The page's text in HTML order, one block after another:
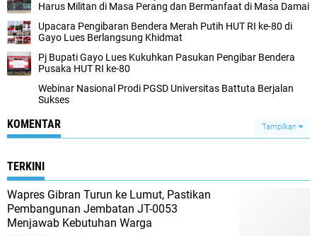
Harus Militan di Masa Perang dan Bermanfaat di Masa Damai
Upacara Pengibaran Bendera Merah Putih HUT RI ke-80 di
Gayo Lues Berlangsung Khidmat
Pj Bupati Gayo Lues Kukuhkan Pasukan Pengibar Bendera
Pusaka HUT RI ke-80
Webinar Nasional Prodi PGSD Universitas Battuta Berjalan
Sukses
KOMENTAR Tampilkan
TERKINI
Wapres Gibran Turun ke Lumut, Pastikan
Pembangunan Jembatan JT-0053
Menjawab Kebutuhan Warga